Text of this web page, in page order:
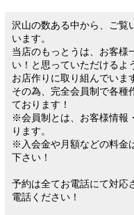
沢山の数ある中から、ご覧
います。
当店のもっとうは、お客様
い！と思っていただけるよ
お店作りに取り組んでいま
その為、完全会員制で各種
ております！
※会員制とは、お客様情報
ります。
※入会金や月額などの料金
下さい！
予約は全てお電話にて対応
電話ください！